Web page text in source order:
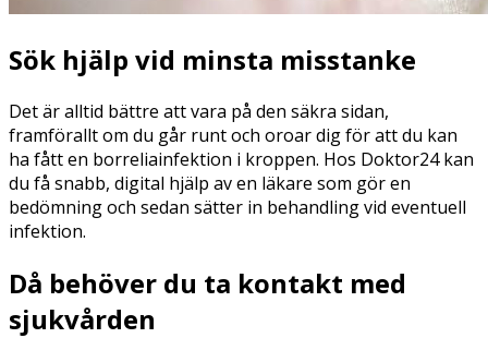
Sök hjälp vid minsta misstanke
Det är alltid bättre att vara på den säkra sidan,
framförallt om du går runt och oroar dig för att du kan
ha fått en borreliainfektion i kroppen. Hos Doktor24 kan
du få snabb, digital hjälp av en läkare som gör en
bedömning och sedan sätter in behandling vid eventuell
infektion.
Då behöver du ta kontakt med
sjukvården